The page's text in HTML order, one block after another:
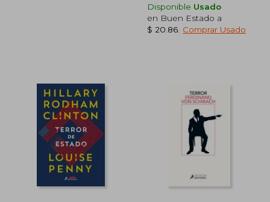
Disponible Usado
en Buen Estado a
$ 20.86 Comprar Usado